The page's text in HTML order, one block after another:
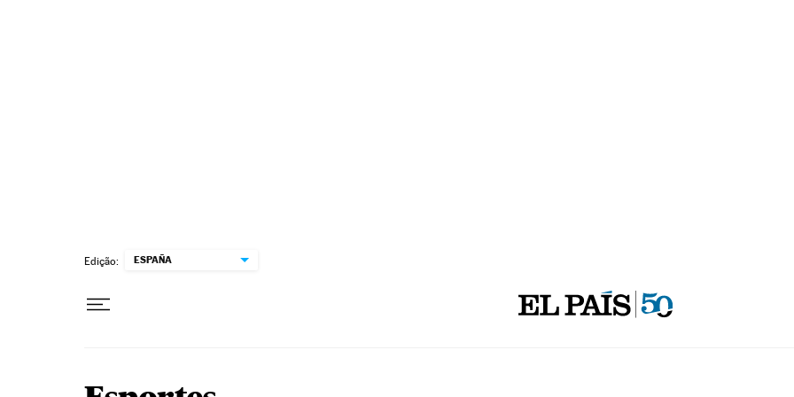
Edição: ESPAÑA